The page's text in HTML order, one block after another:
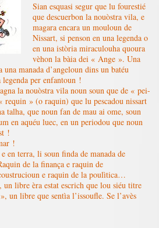
Sian esquasi segur que lu fourestié
que descuerbon la nouòstra vila, e
magara encara un mouloun de
Nissart, si penson en una legenda o
en una istòria miraculouha quoura
vèhon la bàia dei « Ange ». Una
una manada d’angeloun dins un batéu
per enfantoun !
la nouòstra vila noun soun que de « pei-
requin » (o raquin) que lu pescadou nissart
talha, que noun fan de mau ai ome, soun
en aquéu luec, en un periodou que noun
!
!
en terra, li soun finda de manada de
de la finança e raquin de
e raquin de la poulìtica…
un libre èra estat escrich que lou siéu titre
un libre que sentìa l’issoufle. Se l’avès